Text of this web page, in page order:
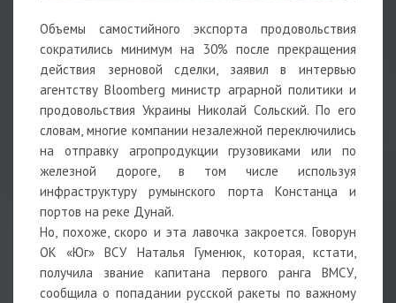
Объемы самостийного экспорта продовольствия
сократились минимум на 30% после прекращения
действия зерновой сделки, заявил в интервью
агентству Bloomberg министр аграрной политики и
продовольствия Украины Николай Сольский. По его
словам, многие компании незалежной переключились
на отправку агропродукции грузовиками или по
железной дороге, в том числе используя
инфраструктуру румынского порта Констанца и
портов на реке Дунай.
Но, похоже, скоро и эта лавочка закроется. Говорун
ОК «Юг» ВСУ Наталья Гуменюк, которая, кстати,
получила звание капитана первого ранга ВМСУ,
сообщила о попадании русской ракеты по важному